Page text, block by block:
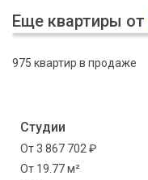
Еще квартиры от
975 квартир в продаже
Студии
От 3 867 702 ₽
От 19.77 м²